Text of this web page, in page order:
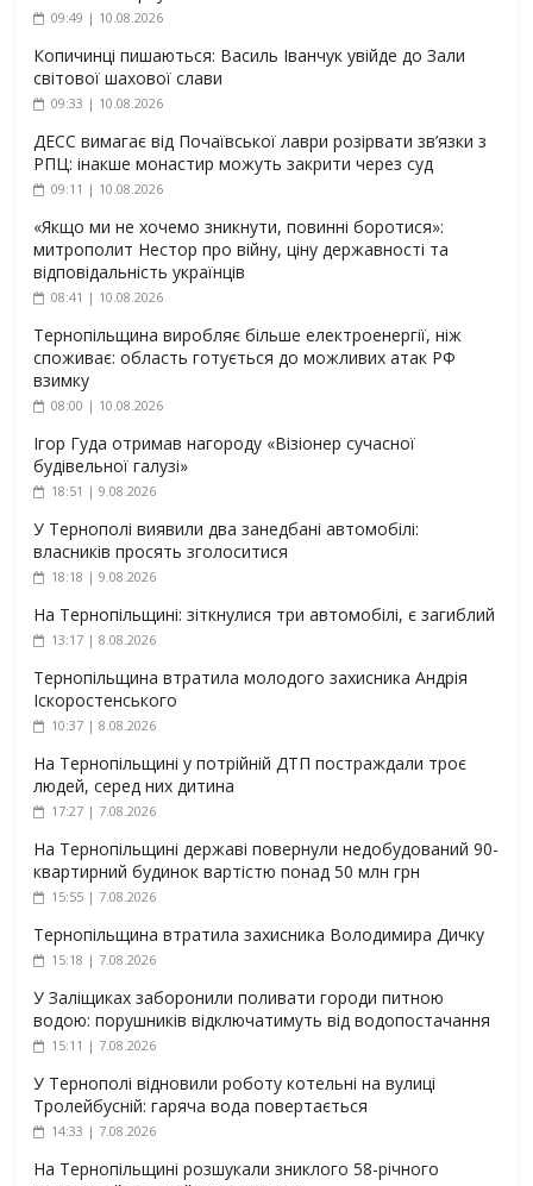
09:49 | 10.08.2026
Копичинці пишаються: Василь Іванчук увійде до Зали
світової шахової слави
09:33 | 10.08.2026
ДЕСС вимагає від Почаївської лаври розірвати зв’язки з
РПЦ: інакше монастир можуть закрити через суд
09:11 | 10.08.2026
«Якщо ми не хочемо зникнути, повинні боротися»:
митрополит Нестор про війну, ціну державності та
відповідальність українців
08:41 | 10.08.2026
Тернопільщина виробляє більше електроенергії, ніж
споживає: область готується до можливих атак РФ
взимку
08:00 | 10.08.2026
Ігор Гуда отримав нагороду «Візіонер сучасної
будівельної галузі»
18:51 | 9.08.2026
У Тернополі виявили два занедбані автомобілі:
власників просять зголоситися
18:18 | 9.08.2026
На Тернопільщині: зіткнулися три автомобілі, є загиблий
13:17 | 8.08.2026
Тернопільщина втратила молодого захисника Андрія
Іскоростенського
10:37 | 8.08.2026
На Тернопільщині у потрійній ДТП постраждали троє
людей, серед них дитина
17:27 | 7.08.2026
На Тернопільщині державі повернули недобудований 90-
квартирний будинок вартістю понад 50 млн грн
15:55 | 7.08.2026
Тернопільщина втратила захисника Володимира Дичку
15:18 | 7.08.2026
У Заліщиках заборонили поливати городи питною
водою: порушників відключатимуть від водопостачання
15:11 | 7.08.2026
У Тернополі відновили роботу котельні на вулиці
Тролейбусній: гаряча вода повертається
14:33 | 7.08.2026
На Тернопільщині розшукали зниклого 58-річного